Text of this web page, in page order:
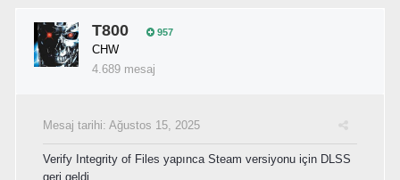
T800 957
CHW
4.689 mesaj
Mesaj tarihi: Ağustos 15, 2025
Verify Integrity of Files yapınca Steam versiyonu için DLSS
geri geldi.